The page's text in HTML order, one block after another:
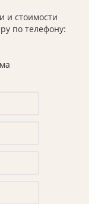
и стоимости
по телефону: